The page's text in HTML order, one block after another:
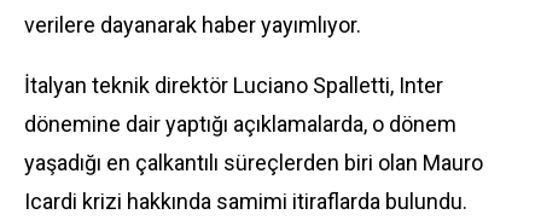
verilere dayanarak haber yayımlıyor.
İtalyan teknik direktör Luciano Spalletti, Inter
dönemine dair yaptığı açıklamalarda, o dönem
yaşadığı en çalkantılı süreçlerden biri olan Mauro
Icardi krizi hakkında samimi itiraflarda bulundu.